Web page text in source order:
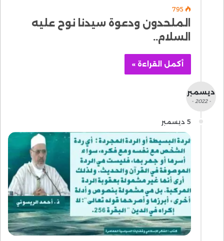
795
الملحدون ودعوة سيدنا نوح عليه
السلام..
أكمل القراءة »
ديسمبر
- 2022 -
5 ديسمبر